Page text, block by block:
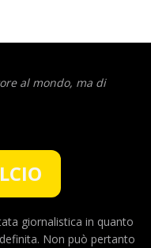
al mondo, ma di
giornalistica in quanto
Non può pertanto